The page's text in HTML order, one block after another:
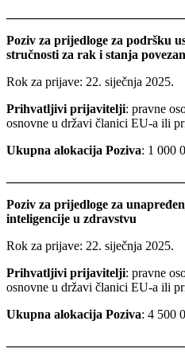
Poziv za prijedloge za podršku
stručnosti za rak i stanja
Rok za prijave: 22. siječnja 2025.
Prihvatljivi prijavitelji: pravne
osnovne u državi članici EU-a ili
Ukupna alokacija Poziva: 1 000
Poziv za prijedloge za
inteligencije u zdravstvu
Rok za prijave: 22. siječnja 2025.
Prihvatljivi prijavitelji: pravne
osnovne u državi članici EU-a ili
Ukupna alokacija Poziva: 4 500